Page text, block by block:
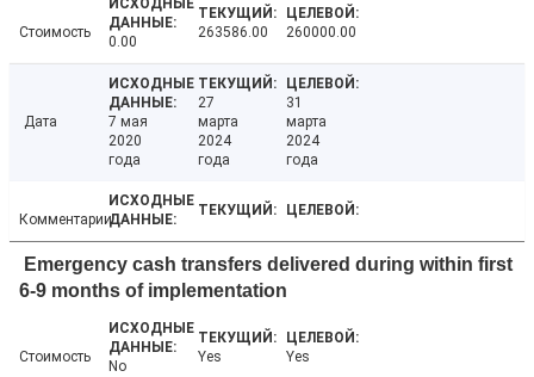
Стоимость
0.00
263586.00 260000.00
Дата
7 мая
2020
года
27
марта
2024
года
31
марта
2024
года
Комментарии
Emergency cash transfers delivered during within first
6-9 months of implementation
Стоимость
No
Yes Yes